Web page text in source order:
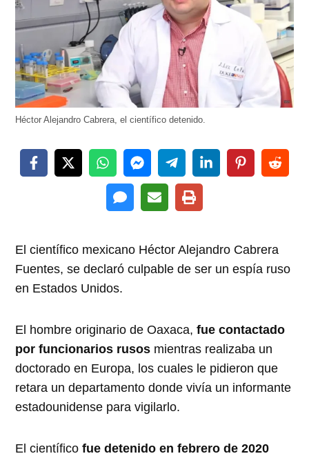
Héctor Alejandro Cabrera, el científico detenido.
El científico mexicano Héctor Alejandro Cabrera
Fuentes, se declaró culpable de ser un espía ruso
en Estados Unidos.
El hombre originario de Oaxaca,fue contactado
por funcionarios rusos mientras realizaba un
doctorado en Europa, los cuales le pidieron que
retara un departamento donde vivía un informante
estadounidense para vigilarlo.
El científicofue detenido en febrero de 2020